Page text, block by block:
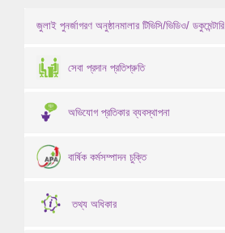
জুলাই পুনর্জাগরণ অনুষ্ঠানমালার টিভিসি/ভিডিও/ ডকুমেন্টারি
সেবা প্রদান প্রতিশ্রুতি
অভিযোগ প্রতিকার ব্যবস্থাপনা
বার্ষিক কর্মসম্পাদন চুক্তি
তথ্য অধিকার